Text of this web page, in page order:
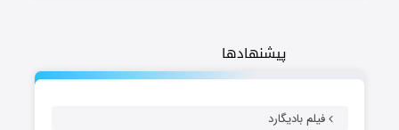
پیشنهادها
فیلم بادیگارد